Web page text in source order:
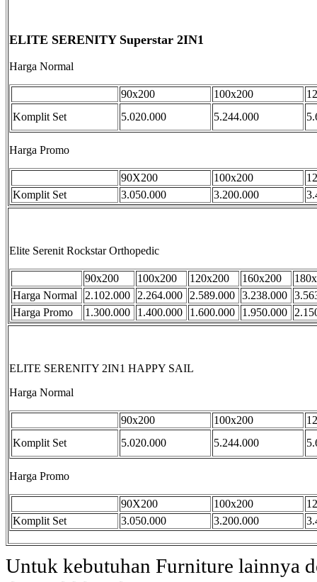
ELITE SERENITY Superstar 2IN1
Harga Normal
90x200 100x200
Komplit Set
5.020.000 5.244.000
Harga Promo
90X200 100x200
Komplit Set
3.050.000 3.200.000
Elite Serenit Rockstar Orthopedic
90x200 100x200 120x200 160x200
Harga Normal
2.102.000 2.264.000 2.589.000 3.238.000
Harga Promo
1.300.000 1.400.000 1.600.000 1.950.000
ELITE SERENITY 2IN1 HAPPY SAIL
Harga Normal
90x200 100x200
Komplit Set
5.020.000 5.244.000
Harga Promo
90X200 100x200
Komplit Set
3.050.000 3.200.000
Untuk kebutuhan Furniture lainnya